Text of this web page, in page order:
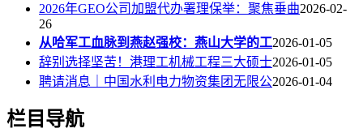
2026年GEO公司加盟代办署理保举：聚焦垂曲2026-02-
26
从哈军工血脉到燕赵强校：燕山大学的工2026-01-05
辞别选择坚苦！港理工机械工程三大硕士2026-01-05
聘请消息｜中国水利电力物资集团无限公2026-01-04
栏目导航